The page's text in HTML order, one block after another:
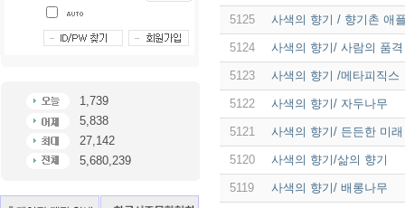
1,739
5,838
27,142
5,680,239
5125 사색의 향기 / 향기촌 애
5124 사색의 향기/ 사람의 품격
5123 사색의 향기 /메타피직스
5122 사색의 향기/ 자두나무
5121 사색의 향기/ 든든한 미래
5120 사색의 향기/삶의 향기
5119 사색의 향기/ 배롱나무